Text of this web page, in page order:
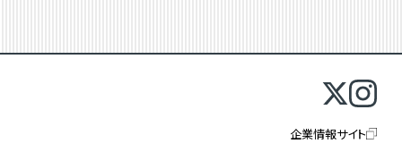
企業情報サイト